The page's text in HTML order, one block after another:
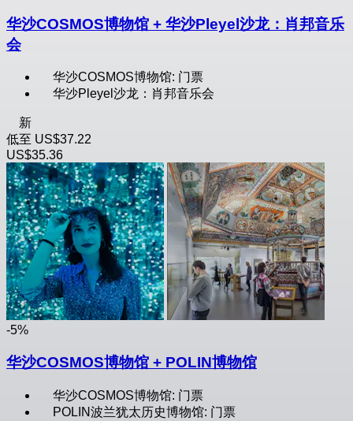
华沙COSMOS博物馆 + 华沙Pleyel沙龙：肖邦音乐
会
华沙COSMOS博物馆: 门票
华沙Pleyel沙龙：肖邦音乐会
新
低至 US$37.22
US$35.36
-5%
华沙COSMOS博物馆 + POLIN博物馆
华沙COSMOS博物馆: 门票
POLIN波兰犹太历史博物馆: 门票